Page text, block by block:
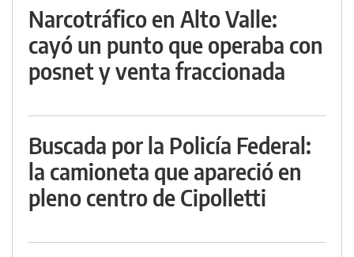
Narcotráfico en Alto Valle:
cayó un punto que operaba con
posnet y venta fraccionada
Buscada por la Policía Federal:
la camioneta que apareció en
pleno centro de Cipolletti